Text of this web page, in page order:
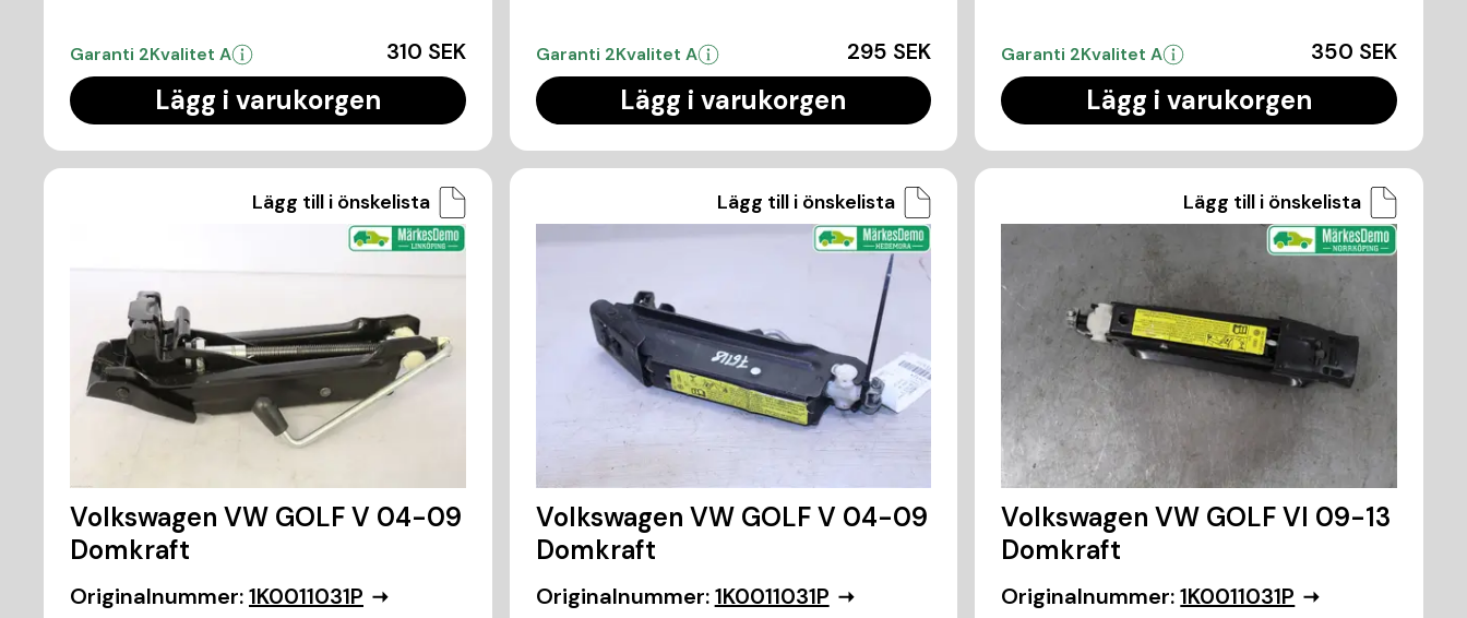
Garanti 2Kvalitet A 310 SEK
Lägg i varukorgen
Garanti 2Kvalitet A 295 SEK
Lägg i varukorgen
Garanti 2Kvalitet A 350 SEK
Lägg i varukorgen
Lägg till i önskelista
Volkswagen VW GOLF V 04-09
Domkraft
Originalnummer:1K0011031P
Lägg till i önskelista
Volkswagen VW GOLF V 04-09
Domkraft
Originalnummer: 1K0011031P
Lägg till i önskelista
Volkswagen VW GOLF VI 09-13
Domkraft
Originalnummer: 1K0011031P